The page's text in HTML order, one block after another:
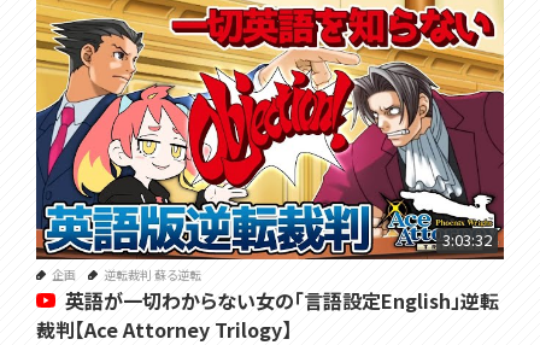
3:03:32
企画 逆転裁判 蘇る逆転
英語が一切わからない女の「言語設定English」逆転
裁判【Ace Attorney Trilogy】